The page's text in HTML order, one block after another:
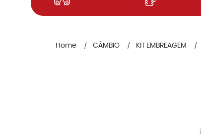
Home CÂMBIO KIT EMBREAGEM